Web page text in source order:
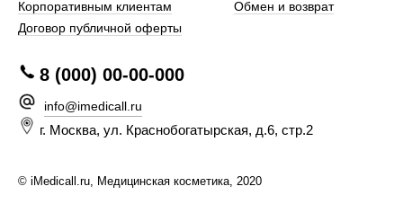
Корпоративным клиентам
Договор публичной оферты
Обмен и возврат
8 (000) 00-00-000
infо@imedicall.ru
г. Москва, ул. Краснобогатырская, д.6, стр.2
© iMedicall.ru, Медицинская косметика, 2020